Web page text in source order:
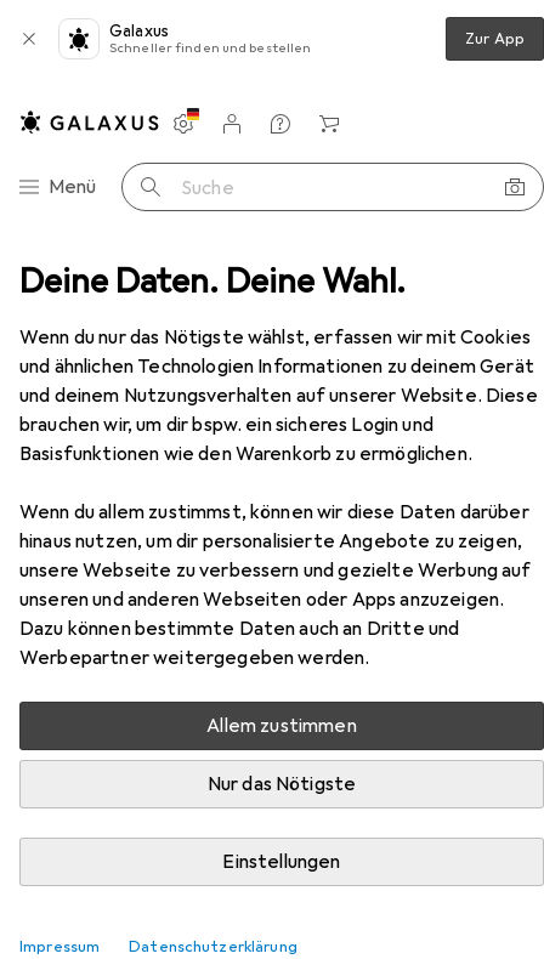
Deine Daten. Deine Wahl.
Wenn du nur das Nötigste wählst, erfassen wir mit Cookies
und ähnlichen Technologien Informationen zu deinem Gerät
und deinem Nutzungsverhalten auf unserer Website. Diese
brauchen wir, um dir bspw. ein sicheres Login und
Basisfunktionen wie den Warenkorb zu ermöglichen.
Wenn du allem zustimmst, können wir diese Daten darüber
hinaus nutzen, um dir personalisierte Angebote zu zeigen,
unsere Webseite zu verbessern und gezielte Werbung auf
unseren und anderen Webseiten oder Apps anzuzeigen.
Dazu können bestimmte Daten auch an Dritte und
Werbepartner weitergegeben werden.
Allem zustimmen
Nur das Nötigste
Einstellungen
Impressum Datenschutzerklärung
Galaxus
Schneller finden und bestellen Zur App
Navigation nach Kategorien
Menü Suche
Einstellungen
Kundenkonto
Vergleichslisten
Merklisten
Warenkorb
in Mode Taschen Tasche Ogio Fuse Duffel
EUR
85,22
Ogio Fuse Duffel
Zubehör für Ogio Fuse Duffel
Hier findest du passendes Zubehör zum Produkt Ogio
Fuse Duffel aus der Kategorie Packsack.
Relevanz
Go Travel
Packtasche Set